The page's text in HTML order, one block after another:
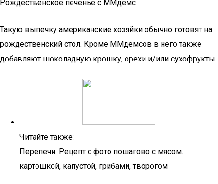
Рождественское печенье с ММдемс
Такую выпечку американские хозяйки обычно готовят на
рождественский стол. Кроме ММдемсов в него также
добавляют шоколадную крошку, орехи и/или сухофрукты.
Читайте также:
Перепечи. Рецепт с фото пошагово с мясом,
картошкой, капустой, грибами, творогом